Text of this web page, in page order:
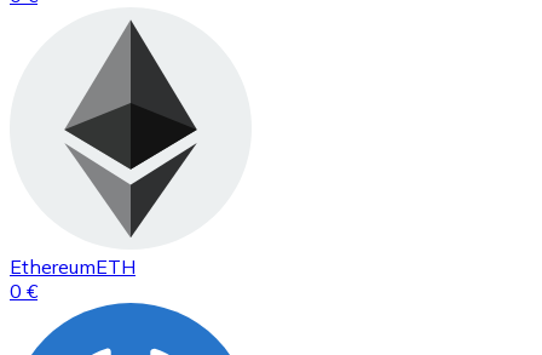
EthereumETH
0 €